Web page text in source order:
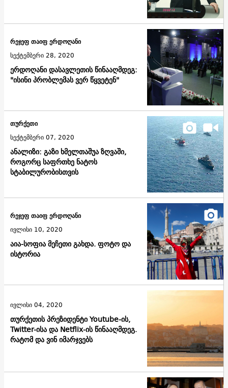
ერდოღანი დასავლეთის წინააღმდეგ:
"ისინი პრობლემას ვერ წყვეტენ"
რეჯეფ თაიფ ერდოღანი
სექტემბერი 28, 2020
ანალიზი: გაზი ხმელთაშუა ზღვაში,
როგორც საფრთხე ნატოს
სტაბილურობისთვის
თურქეთი
სექტემბერი 07, 2020
აია-სოფია მეჩეთი გახდა. ფოტო და
ისტორია
რეჯეფ თაიფ ერდოღანი
ივლისი 10, 2020
თურქეთის პრეზიდენტი Youtube-ის,
Twitter-ისა და Netflix-ის წინააღმდეგ.
რატომ და ვინ იმარჯვებს
ივლისი 04, 2020